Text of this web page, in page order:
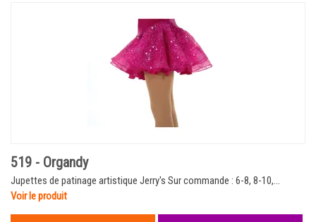
519 - Organdy
Jupettes de patinage artistique Jerry's Sur commande : 6-8, 8-10,...
Voir le produit